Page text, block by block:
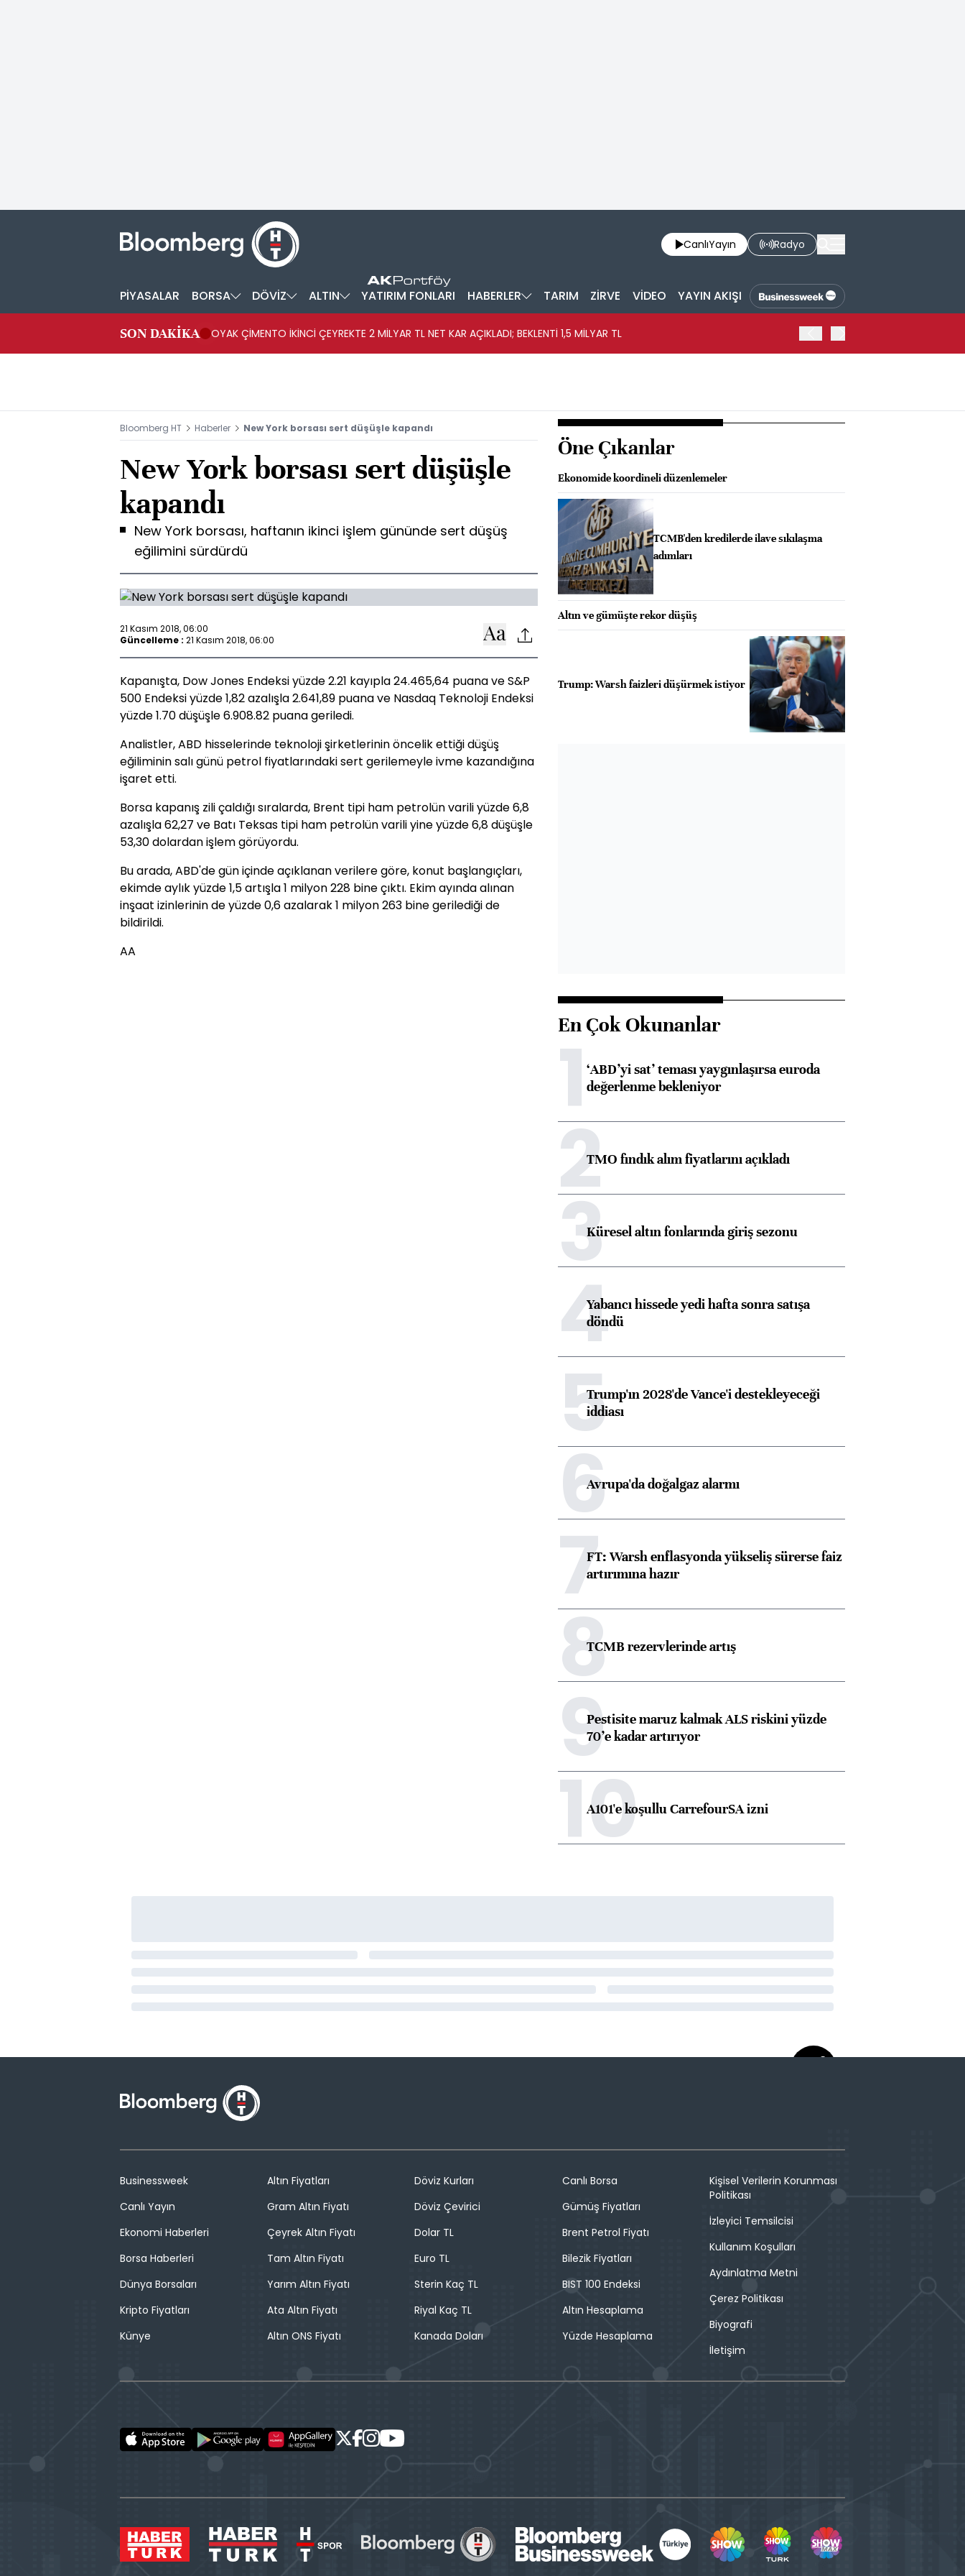
CanlıYayın Radyo
PİYASALAR BORSA DÖVİZ ALTIN YATIRIM FONLARI HABERLER TARIM ZİRVE VİDEO YAYIN AKIŞI
SON DAKİKA OYAK ÇİMENTO İKİNCİ ÇEYREKTE 2 MİLYAR TL NET KAR AÇIKLADI; BEKLENTİ 1,5 MİLYAR TL
Bloomberg HT Haberler New York borsası sert düşüşle kapandı
New York borsası sert düşüşle
kapandı
New York borsası, haftanın ikinci işlem gününde sert düşüş
eğilimini sürdürdü
21 Kasım 2018, 06:00
Güncelleme : 21 Kasım 2018, 06:00
Kapanışta, Dow Jones Endeksi yüzde 2.21 kayıpla 24.465,64 puana ve S&P
500 Endeksi yüzde 1,82 azalışla 2.641,89 puana ve Nasdaq Teknoloji Endeksi
yüzde 1.70 düşüşle 6.908.82 puana geriledi.
Analistler, ABD hisselerinde teknoloji şirketlerinin öncelik ettiği düşüş
eğiliminin salı günü petrol fiyatlarındaki sert gerilemeyle ivme kazandığına
işaret etti.
Borsa kapanış zili çaldığı sıralarda, Brent tipi ham petrolün varili yüzde 6,8
azalışla 62,27 ve Batı Teksas tipi ham petrolün varili yine yüzde 6,8 düşüşle
53,30 dolardan işlem görüyordu.
Bu arada, ABD'de gün içinde açıklanan verilere göre, konut başlangıçları,
ekimde aylık yüzde 1,5 artışla 1 milyon 228 bine çıktı. Ekim ayında alınan
inşaat izinlerinin de yüzde 0,6 azalarak 1 milyon 263 bine gerilediği de
bildirildi.
AA
Öne Çıkanlar
Ekonomide koordineli düzenlemeler
TCMB'den kredilerde ilave sıkılaşma
adımları
Altın ve gümüşte rekor düşüş
Trump: Warsh faizleri düşürmek istiyor
En Çok Okunanlar
1‘ABD’yi sat’ teması yaygınlaşırsa euroda
değerlenme bekleniyor
2TMO fındık alım fiyatlarını açıkladı
3Küresel altın fonlarında giriş sezonu
4Yabancı hissede yedi hafta sonra satışa
döndü
5Trump'ın 2028'de Vance'i destekleyeceği
iddiası
6Avrupa'da doğalgaz alarmı
7FT: Warsh enflasyonda yükseliş sürerse faiz
artırımına hazır
8TCMB rezervlerinde artış
9Pestisite maruz kalmak ALS riskini yüzde
70’e kadar artırıyor
10
A101'e koşullu CarrefourSA izni
Businessweek
Canlı Yayın
Ekonomi Haberleri
Borsa Haberleri
Dünya Borsaları
Kripto Fiyatları
Künye
Altın Fiyatları
Gram Altın Fiyatı
Çeyrek Altın Fiyatı
Tam Altın Fiyatı
Yarım Altın Fiyatı
Ata Altın Fiyatı
Altın ONS Fiyatı
Döviz Kurları
Döviz Çevirici
Dolar TL
Euro TL
Sterin Kaç TL
Riyal Kaç TL
Kanada Doları
Canlı Borsa
Gümüş Fiyatları
Brent Petrol Fiyatı
Bilezik Fiyatları
BIST 100 Endeksi
Altın Hesaplama
Yüzde Hesaplama
Kişisel Verilerin Korunması
Politikası
İzleyici Temsilcisi
Kullanım Koşulları
Aydınlatma Metni
Çerez Politikası
Biyografi
İletişim